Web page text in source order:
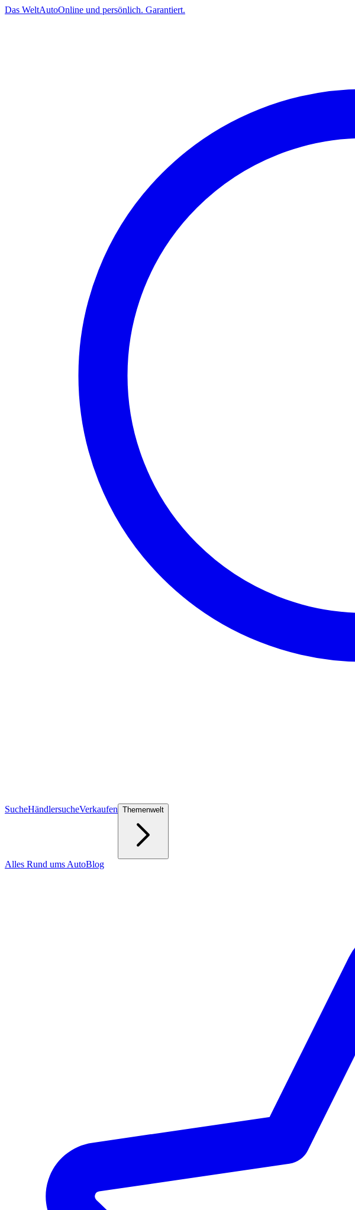
Das WeltAutoOnline und persönlich. Garantiert.
SucheHändlersucheVerkaufen Themenwelt
Alles Rund ums AutoBlog